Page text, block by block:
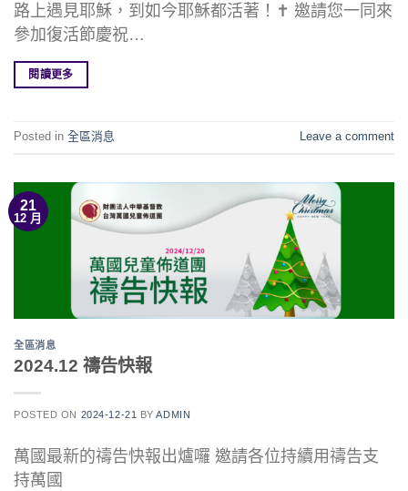
路上遇見耶穌，到如今耶穌都活著！✝ 邀請您一同來
參加復活節慶祝…
閱讀更多
Posted in 全區消息 Leave a comment
21
12 月
全區消息
2024.12 禱告快報
POSTED ON 2024-12-21 BYADMIN
萬國最新的禱告快報出爐囉 邀請各位持續用禱告支
持萬國